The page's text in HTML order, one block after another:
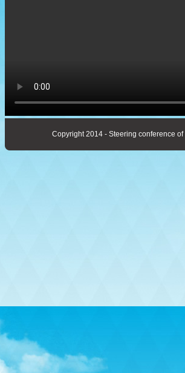
Copyright 2014 - Steering conference